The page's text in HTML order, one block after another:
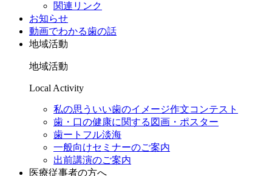
関連リンク
お知らせ
動画でわかる歯の話
地域活動
地域活動
Local Activity
私の思ういい歯のイメージ作文コンテスト
歯・口の健康に関する図画・ポスター
歯ートフル淡海
一般向けセミナーのご案内
出前講演のご案内
医療従事者の方へ